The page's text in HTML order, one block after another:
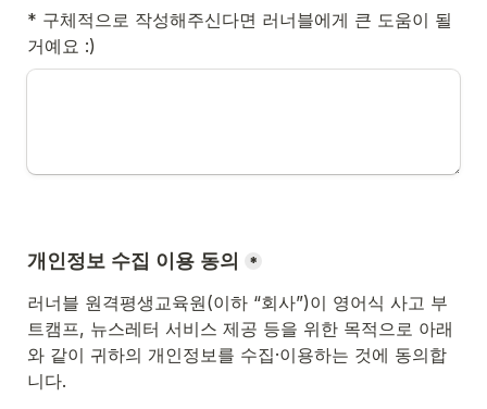
* 구체적으로 작성해주신다면 러너블에게 큰 도움이 될
거예요 :)
개인정보 수집 이용 동의 *
러너블 원격평생교육원(이하 “회사”)이 영어식 사고 부
트캠프, 뉴스레터 서비스 제공 등을 위한 목적으로 아래
와 같이 귀하의 개인정보를 수집·이용하는 것에 동의합
니다.